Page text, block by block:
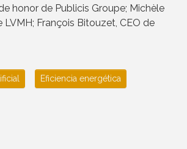
honor de Publicis Groupe; Michèle
François Bitouzet, CEO de
Eficiencia energética